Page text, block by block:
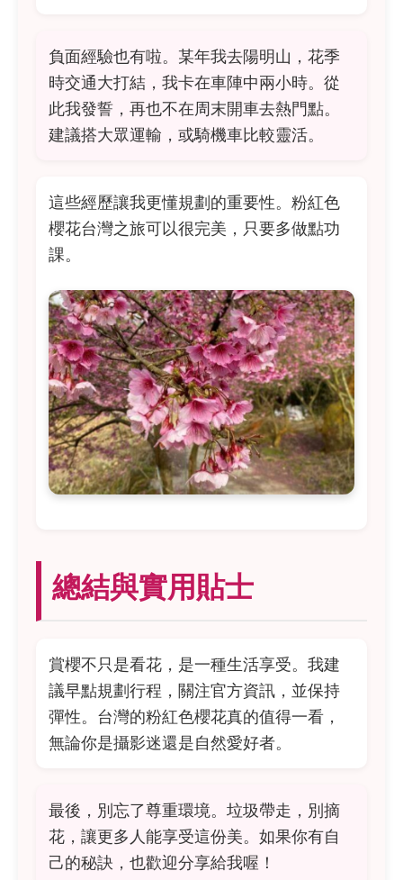
負面經驗也有啦。某年我去陽明山，花季
時交通大打結，我卡在車陣中兩小時。從
此我發誓，再也不在周末開車去熱門點。
建議搭大眾運輸，或騎機車比較靈活。
這些經歷讓我更懂規劃的重要性。粉紅色
櫻花台灣之旅可以很完美，只要多做點功
課。
總結與實用貼士
賞櫻不只是看花，是一種生活享受。我建
議早點規劃行程，關注官方資訊，並保持
彈性。台灣的粉紅色櫻花真的值得一看，
無論你是攝影迷還是自然愛好者。
最後，別忘了尊重環境。垃圾帶走，別摘
花，讓更多人能享受這份美。如果你有自
己的秘訣，也歡迎分享給我喔！